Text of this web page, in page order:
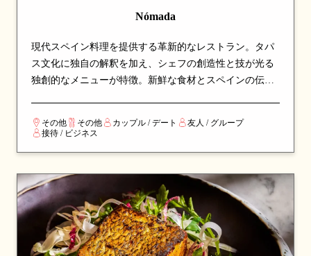
Nómada
現代スペイン料理を提供する革新的なレストラン。タパ
ス文化に独自の解釈を加え、シェフの創造性と技が光る
独創的なメニューが特徴。新鮮な食材とスペインの伝統
最適です。
その他 その他 カップル / デート
友人 / グループ
接待 / ビジネス